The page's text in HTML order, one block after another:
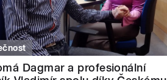
Dagmar a profesionální